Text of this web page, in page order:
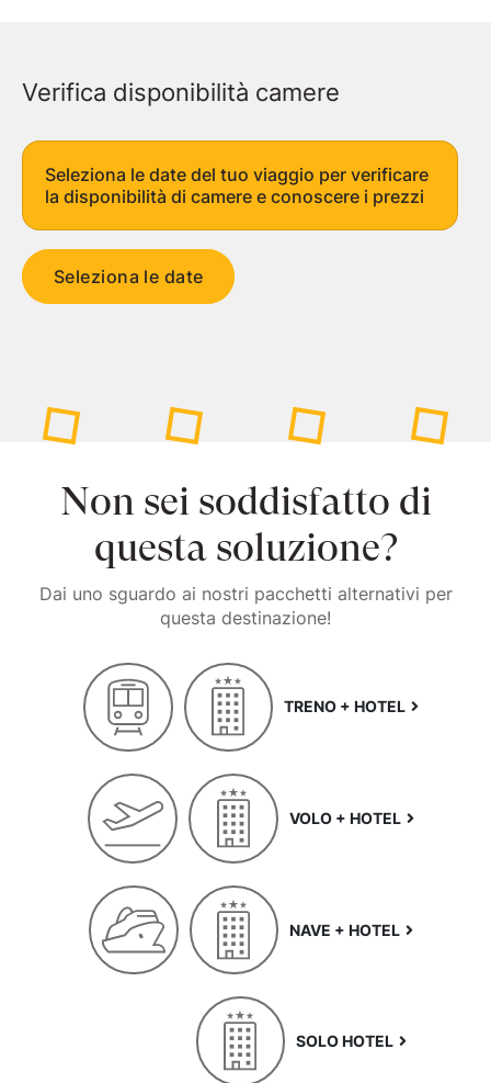
Verifica disponibilità camere
Seleziona le date del tuo viaggio per verificare
la disponibilità di camere e conoscere i prezzi
Seleziona le date
Non sei soddisfatto di
questa soluzione?
Dai uno sguardo ai nostri pacchetti alternativi per
questa destinazione!
TRENO + HOTEL
VOLO + HOTEL
NAVE + HOTEL
SOLO HOTEL